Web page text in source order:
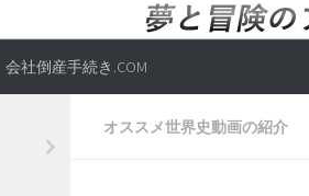
会社倒産手続き.COM
オススメ世界史動画の紹介